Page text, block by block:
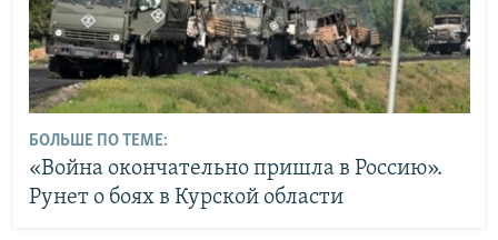
БОЛЬШЕ ПО ТЕМЕ:
«Война окончательно пришла в Россию».
Рунет о боях в Курской области